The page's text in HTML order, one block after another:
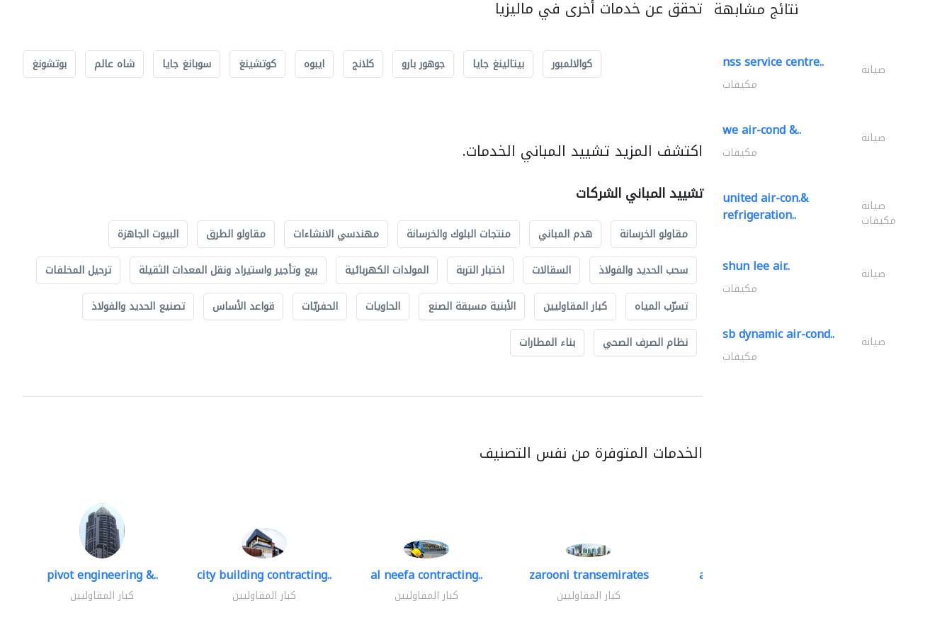
تحقق عن خدمات أخرى في ماليزيا
كوالالمبور بيتالينغ جايا جوهور بارو كلانج ايبوه كوتشينغ سوبانغ جايا شاه عالم بوتشونغ
اكتشف المزيد تشييد المباني الخدمات.
تشييد المباني الشركات
مقاولو الخرسانة هدم المباني منتجات البلوك والخرسانة مهندسي الانشاءات مقاولو الطرق
البيوت الجاهزة
سحب الحديد والفولاذ
السقالات اختبار التربة المولدات الكهربائية بيع وتأجير واستيراد ونقل المعدات الثقيلة
ترحيل المخلفات
تسرّب المياه
كبار المقاوليين الأبنية مسبقة الصنع الحاويات الحفريّات قواعد الأساس
تصنيع الحديد والفولاذ
نظام الصرف الصحي
بناء المطارات
الخدمات المتوفرة من نفس التصنيف
pivot engineering &..
كبار المقاوليين
city building contracting..
كبار المقاوليين
al neefa contracting..
كبار المقاوليين
zarooni transemirates
كبار المقاوليين
accurate bldh cont..
نتائج مشابهة
nss service centre.. صيانة
مكيفات
we air-cond &.. صيانة
مكيفات
united air-con.&
refrigeration.. صيانة
مكيفات
shun lee air.. صيانة
مكيفات
sb dynamic air-cond.. صيانة
مكيفات